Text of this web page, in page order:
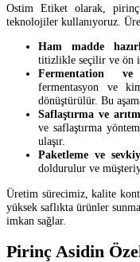
Ostim Etiket olarak,
teknolojiler kullanıyoruz.
Ham madde
titizlikle seçilir ve ön
Fermentation
fermentasyon ve
dönüştürülür. Bu
Saflaştırma ve
ve saflaştırma
ulaşır.
Paketleme ve
doldurulur ve
Üretim sürecimiz, kalite
yüksek saflıkta ürünler
imkan sağlar.
Pirinç Asidin